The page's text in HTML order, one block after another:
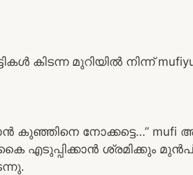
കിടന്ന മുറിയിൽ നിന്ന്
കുഞ്ഞിനെ നോക്കട്ടെ…”
എടുപ്പിക്കാൻ ശ്രമിക്കും